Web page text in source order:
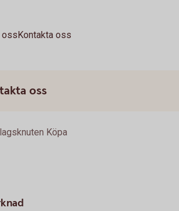
ossKontakta oss
oss
Köpa